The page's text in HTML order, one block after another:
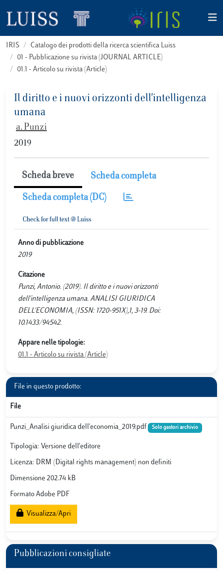
IRIS
Catalogo dei prodotti della ricerca scientifica Luiss
01 - Pubblicazione su rivista (JOURNAL ARTICLE)
01.1 - Articolo su rivista (Article)
Il diritto e i nuovi orizzonti dell'intelligenza
umana
a. Punzi
2019
Scheda breve Scheda completa
Scheda completa (DC)
Anno di pubblicazione
2019
Citazione
Punzi, Antonio. (2019). Il diritto e i nuovi orizzonti
dell'intelligenza umana. ANALISI GIURIDICA
DELL'ECONOMIA, (ISSN: 1720-951X),1, 3-19. Doi:
10.1433/94542.
Appare nelle tipologie:
01.1 - Articolo su rivista (Article)
File in questo prodotto:
File
Punzi_Analisi giuridica dell'economia_2019.pdf Solo gestori archivio
Tipologia: Versione dell'editore
Licenza: DRM (Digital rights management) non definiti
Dimensione 202.74 kB
Formato Adobe PDF
Visualizza/Apri
Pubblicazioni consigliate